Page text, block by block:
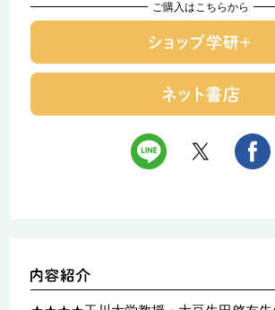
ご購入はこちらから